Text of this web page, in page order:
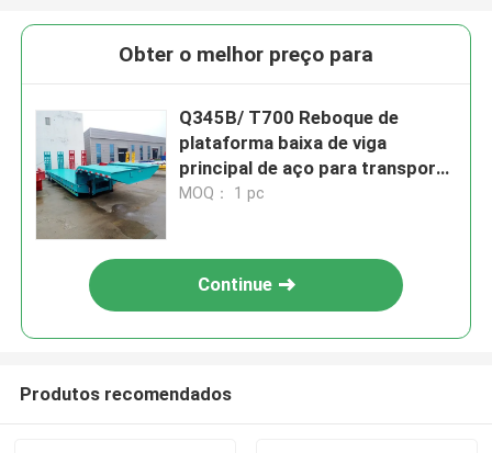
Obter o melhor preço para
Q345B/ T700 Reboque de
plataforma baixa de viga
principal de aço para transporte
de carga pesada
MOQ： 1 pc
Continue
Produtos recomendados